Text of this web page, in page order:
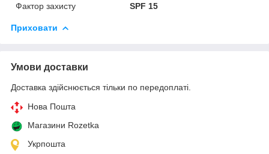
Фактор захисту SPF 15
Приховати
Умови доставки
Доставка здійснюється тільки по передоплаті.
Нова Пошта
Магазини Rozetka
Укрпошта